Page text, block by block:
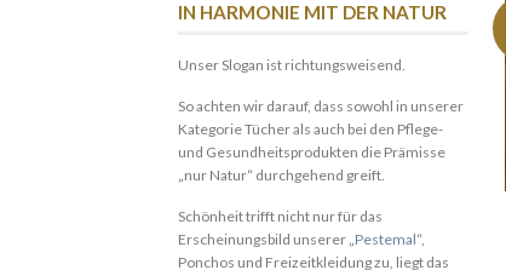
IN HARMONIE MIT DER NATUR
Unser Slogan ist richtungsweisend.
So achten wir darauf, dass sowohl in unserer
Kategorie Tücher als auch bei den Pflege-
und Gesundheitsprodukten die Prämisse
„nur Natur“ durchgehend greift.
Schönheit trifft nicht nur für das
Erscheinungsbild unserer „Pestemal“,
Ponchos und Freizeitkleidung zu, liegt das